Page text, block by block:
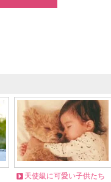
天使級に可愛い子供たち